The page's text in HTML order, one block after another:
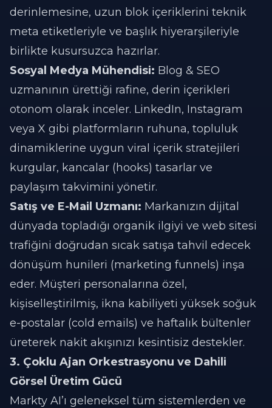
derinlemesine, uzun blok içeriklerini teknik
meta etiketleriyle ve başlık hiyerarşileriyle
birlikte kusursuzca hazırlar.
Sosyal Medya Mühendisi: Blog & SEO
uzmanının ürettiği rafine, derin içerikleri
otonom olarak inceler. LinkedIn, Instagram
veya X gibi platformların ruhuna, topluluk
dinamiklerine uygun viral içerik stratejileri
kurgular, kancalar (hooks) tasarlar ve
paylaşım takvimini yönetir.
Satış ve E-Mail Uzmanı: Markanızın dijital
dünyada topladığı organik ilgiyi ve web sitesi
trafiğini doğrudan sıcak satışa tahvil edecek
dönüşüm hunileri (marketing funnels) inşa
eder. Müşteri personalarına özel,
kişiselleştirilmiş, ikna kabiliyeti yüksek soğuk
e-postalar (cold emails) ve haftalık bültenler
üreterek nakit akışınızı kesintisiz destekler.
3. Çoklu Ajan Orkestrasyonu ve Dahili
Görsel Üretim Gücü
Markty AI’ı geleneksel tüm sistemlerden ve